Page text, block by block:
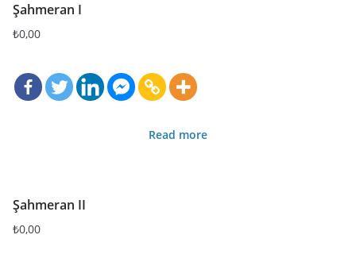
Şahmeran I
₺0,00
Read more
Şahmeran II
₺0,00